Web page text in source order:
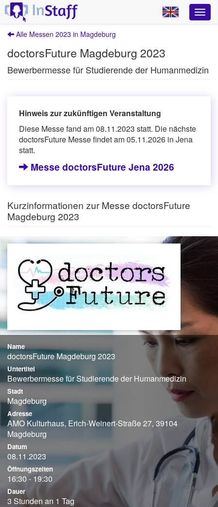
Alle Messen 2023 in Magdeburg
doctorsFuture Magdeburg 2023
Bewerbermesse für Studierende der Humanmedizin
Hinweis zur zukünftigen Veranstaltung
Diese Messe fand am 08.11.2023 statt. Die nächste
doctorsFuture Messe findet am 05.11.2026 in Jena
statt.
Messe doctorsFuture Jena 2026
Kurzinformationen zur Messe doctorsFuture
Magdeburg 2023
Name
doctorsFuture Magdeburg 2023
Untertitel
Bewerbermesse für Studierende der Humanmedizin
Stadt
Magdeburg
Adresse
AMO Kulturhaus, Erich-Weinert-Straße 27, 39104
Magdeburg
Datum
08.11.2023
Öffnungszeiten
16:30 - 19:30
Dauer
3 Stunden an 1 Tag